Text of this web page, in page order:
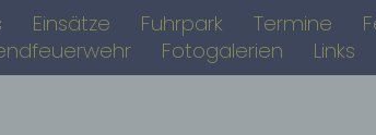
Einsätze Fuhrpark Termine
Fotogalerien Links